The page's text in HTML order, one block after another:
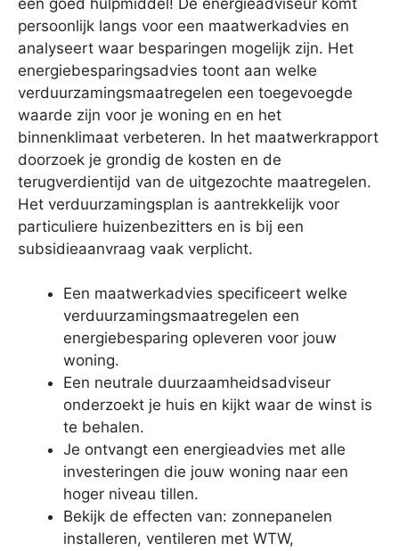
persoonlijk langs voor een maatwerkadvies en
analyseert waar besparingen mogelijk zijn. Het
energiebesparingsadvies toont aan welke
verduurzamingsmaatregelen een toegevoegde
waarde zijn voor je woning en en het
binnenklimaat verbeteren. In het maatwerkrapport
doorzoek je grondig de kosten en de
terugverdientijd van de uitgezochte maatregelen.
Het verduurzamingsplan is aantrekkelijk voor
particuliere huizenbezitters en is bij een
subsidieaanvraag vaak verplicht.
Een maatwerkadvies specificeert welke
verduurzamingsmaatregelen een
energiebesparing opleveren voor jouw
woning.
Een neutrale duurzaamheidsadviseur
onderzoekt je huis en kijkt waar de winst is
te behalen.
Je ontvangt een energieadvies met alle
investeringen die jouw woning naar een
hoger niveau tillen.
Bekijk de effecten van: zonnepanelen
installeren, ventileren met WTW,